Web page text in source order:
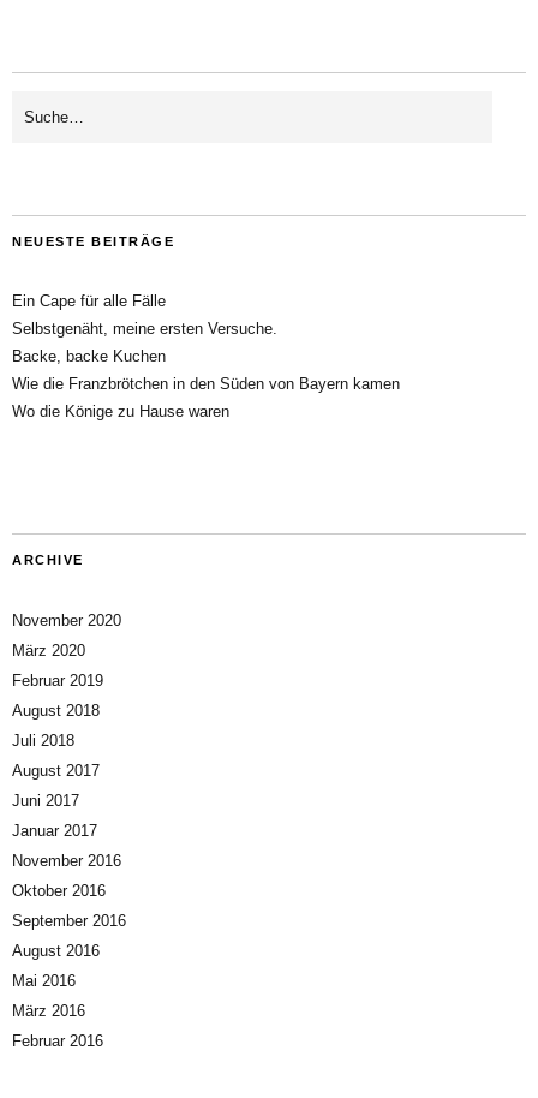
NEUESTE BEITRÄGE
Ein Cape für alle Fälle
Selbstgenäht, meine ersten Versuche.
Backe, backe Kuchen
Wie die Franzbrötchen in den Süden von Bayern kamen
Wo die Könige zu Hause waren
ARCHIVE
November 2020
März 2020
Februar 2019
August 2018
Juli 2018
August 2017
Juni 2017
Januar 2017
November 2016
Oktober 2016
September 2016
August 2016
Mai 2016
März 2016
Februar 2016